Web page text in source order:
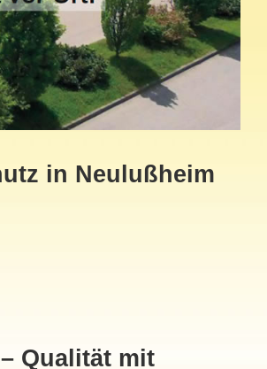
in Neulußheim
Qualität mit